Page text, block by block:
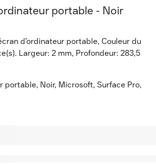
portable - Noir
d’ordinateur portable, Couleur du
Largeur: 2 mm, Profondeur: 283,5
portable, Noir, Microsoft, Surface Pro,